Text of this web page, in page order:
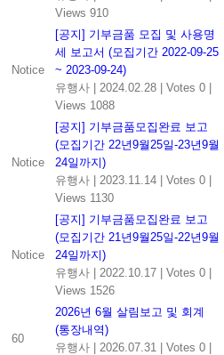
Views 910
Notice
[공지] 기부금품 모집 및 사용명
세 보고서 (모집기간 2022-09-25
~ 2023-09-24)
유행사 | 2024.02.28 | Votes 0 |
Views 1088
Notice
[공지] 기부금품모집완료 보고
(모집기간 22년9월25일-23년9월
24일까지)
유행사 | 2023.11.14 | Votes 0 |
Views 1130
Notice
[공지] 기부금품모집완료 보고
(모집기간 21년9월25일-22년9월
24일까지)
유행사 | 2022.10.17 | Votes 0 |
Views 1526
60
2026년 6월 살림보고 및 회계
(통장내역)
유행사 | 2026.07.31 | Votes 0 |